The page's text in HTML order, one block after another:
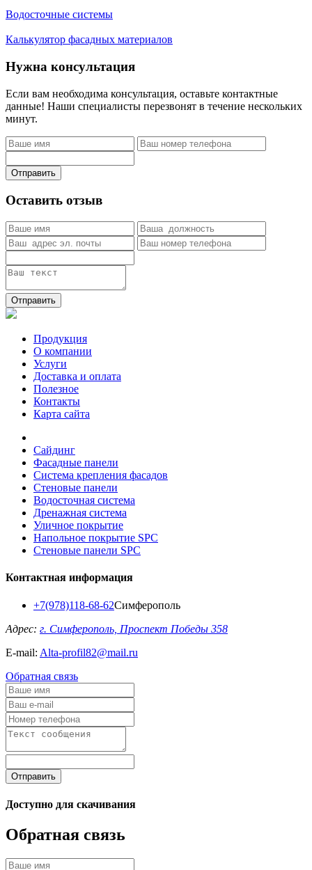
Водосточные системы
Калькулятор фасадных материалов
Нужна консультация
Если вам необходима консультация, оставьте контактные
данные! Наши специалисты перезвонят в течение нескольких
минут.
Отправить
Оставить отзыв
Отправить
Продукция
О компании
Услуги
Доставка и оплата
Полезное
Контакты
Карта сайта
Сайдинг
Фасадные панели
Система крепления фасадов
Стеновые панели
Водосточная система
Дренажная система
Уличное покрытие
Напольное покрытие SPC
Стеновые панели SPC
Контактная информация
+7(978)118-68-62Симферополь
Адрес: г. Симферополь, Проспект Победы 358
E-mail: Alta-profil82@mail.ru
Обратная связь
Отправить
Доступно для скачивания
Обратная связь